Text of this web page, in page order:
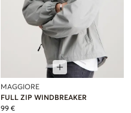
MAGGIORE
FULL ZIP WINDBREAKER
99 €